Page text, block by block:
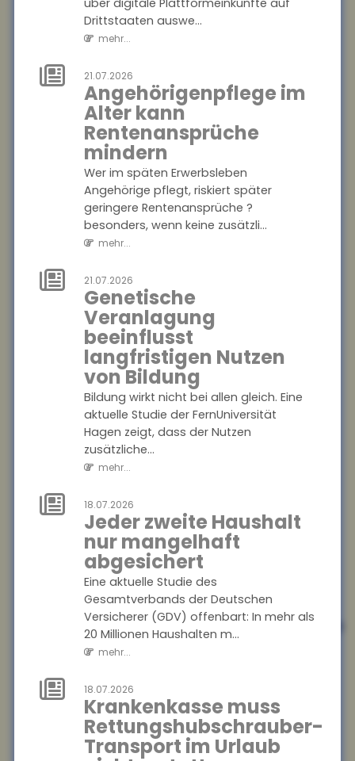
über digitale Plattformeinkünfte auf
Drittstaaten auswe...
mehr...
21.07.2026
Angehörigenpflege im
Alter kann
Rentenansprüche
mindern
Wer im späten Erwerbsleben
Angehörige pflegt, riskiert später
geringere Rentenansprüche ?
besonders, wenn keine zusätzli...
mehr...
21.07.2026
Genetische
Veranlagung
beeinflusst
langfristigen Nutzen
von Bildung
Bildung wirkt nicht bei allen gleich. Eine
aktuelle Studie der FernUniversität
Hagen zeigt, dass der Nutzen
zusätzliche...
mehr...
18.07.2026
Jeder zweite Haushalt
nur mangelhaft
abgesichert
Eine aktuelle Studie des
Gesamtverbands der Deutschen
Versicherer (GDV) offenbart: In mehr als
20 Millionen Haushalten m...
mehr...
18.07.2026
Krankenkasse muss
Rettungshubschrauber-
Transport im Urlaub
beträgt nun plus 26,3 Punkte.
Die Einschätzung der
21.07.2026
Zu wenig
Mietangebot in
Großstädten
In vielen deutschen
Großstädten ist das Angebot
an Mietwohnungen seit 2022
stark zurückgegangen ? in
21.07.2026
Unwirksame
Kündigung:
Private
Krankenversicherung
fordert Beiträge
nach
Ein Münchner musste trotz
Wechsel in die gesetzliche
private Krankenvers...
mehr...
21.07.2026
Tankrabatt
entlastet
einkommensschwache
Familien
Die Inflation in Deutschland
ist im Juni 2026 auf 2,3
Prozent gesunken ? vor allem
wegen nachlassender
Kraftstoffpreise....